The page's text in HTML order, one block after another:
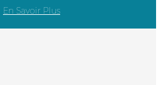
En Savoir Plus